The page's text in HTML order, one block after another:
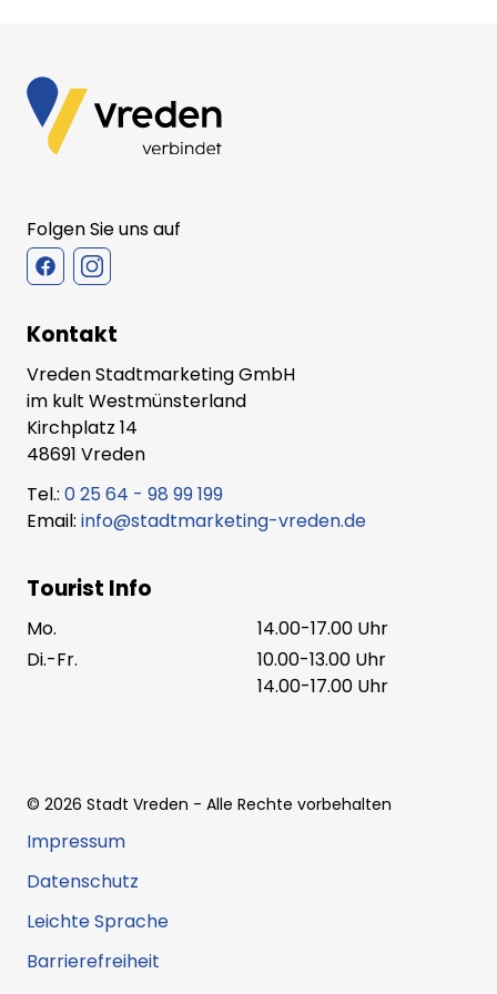
Folgen Sie uns auf
Kontakt
Vreden Stadtmarketing GmbH
im kult Westmünsterland
Kirchplatz 14
48691 Vreden
Tel.: 0 25 64 - 98 99 199
Email: info@stadtmarketing-vreden.de
Tourist Info
Mo.
14.00-17.00 Uhr
Di.-Fr.
10.00-13.00 Uhr
14.00-17.00 Uhr
© 2026 Stadt Vreden - Alle Rechte vorbehalten
Impressum
Datenschutz
Leichte Sprache
Barrierefreiheit